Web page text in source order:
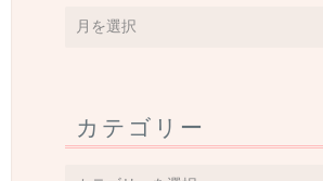
カテゴリー